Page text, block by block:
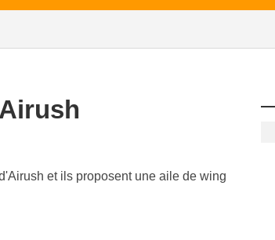
et ils proposent une aile de wing